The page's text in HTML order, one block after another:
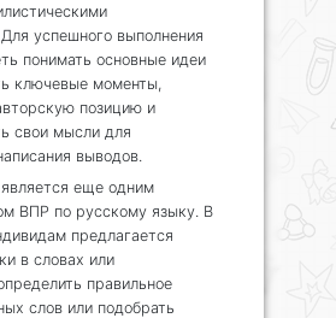
успешного выполнения
понимать основные идеи
ключевые моменты,
позицию и
свои мысли для
выводов.
является еще одним
ВПР по русскому языку. В
предлагается
в словах или
правильное
слов или подобрать